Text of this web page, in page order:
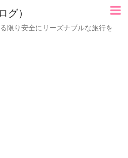
グ）
限り安全にリーズナブルな旅行を